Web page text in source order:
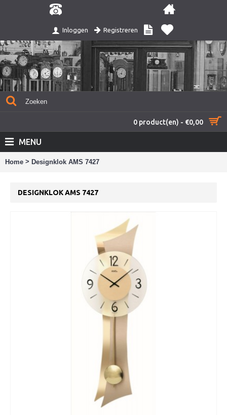
Inloggen Registreren
0 product(en) - €0,00
MENU
Home > Designklok AMS 7427
DESIGNKLOK AMS 7427